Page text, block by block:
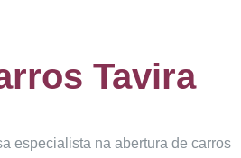
Tavira
especialista na abertura de carros